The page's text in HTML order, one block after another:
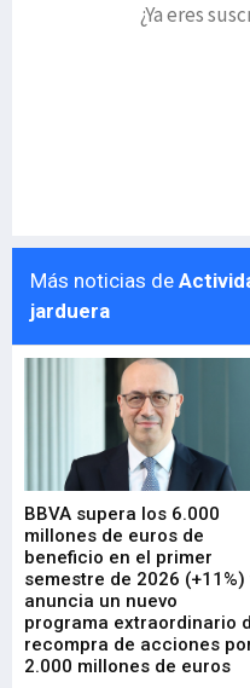
¿Ya eres
Más noticias de
jarduera
BBVA supera los 6.000
millones de euros de
beneficio en el primer
semestre de 2026 (+11%)
anuncia un nuevo
programa extraordinario
recompra de acciones
2.000 millones de euros